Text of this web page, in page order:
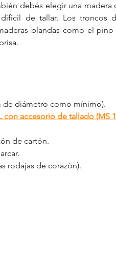
debés elegir una
de tallar. Los troncos
blandas como el
de diámetro como mínimo).
con accesorio de tallado (MS
de cartón.
rodajas de corazón).